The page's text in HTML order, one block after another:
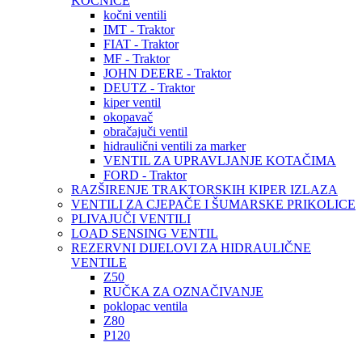
kočni ventili
IMT - Traktor
FIAT - Traktor
MF - Traktor
JOHN DEERE - Traktor
DEUTZ - Traktor
kiper ventil
okopavač
obračajuči ventil
hidraulični ventili za marker
VENTIL ZA UPRAVLJANJE KOTAČIMA
FORD - Traktor
RAZŠIRENJE TRAKTORSKIH KIPER IZLAZA
VENTILI ZA CJEPAČE I ŠUMARSKE PRIKOLICE
PLIVAJUČI VENTILI
LOAD SENSING VENTIL
REZERVNI DIJELOVI ZA HIDRAULIČNE
VENTILE
Z50
RUČKA ZA OZNAČIVANJE
poklopac ventila
Z80
P120